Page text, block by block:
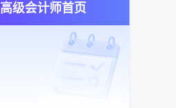
高级会计师首页